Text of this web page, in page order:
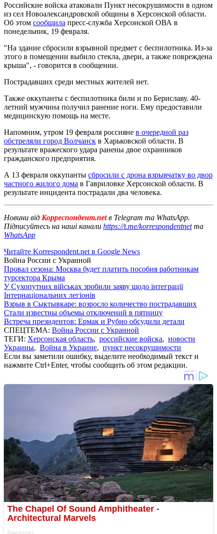
Российские войска атаковали Пункт несокрушимости в одном
из сел Новоалександровской общины в Херсонской области.
Об этом сообщила пресс-служба Херсонской ОВА в
понедельник, 19 февраля.
"На здание сбросили взрывной предмет с беспилотника. Из-за
этого в помещении выбило стекла, двери, а также повреждена
крыша", - говорится в сообщении.
Пострадавших среди местных жителей нет.
Также оккупанты с беспилотника били и по Бериславу. 40-
летний мужчина получил ранение ноги. Ему предоставили
медицинскую помощь на месте.
Напомним, утром 19 февраля россияне в очередной раз
обстреляли город Волчанск в Харьковской области. В
результате вражеского удара ранены двое охранников
гражданского предприятия.
А 13 февраля оккупанты сбросили с дрона взрывчатку во двор
частного жилого дома в Гавриловке Херсонской области. В
результате инцидента пострадали два человека.
Новини від Корреспондент.netв Telegram та WhatsApp.
Підписуйтесь на наші канали https://t.me/korrespondentnetта
WhatsApp
Читайте Korrespondent.net в Google News
Война России с Украиной
Провал сезона: Москва будет платить пособия работникам
турсектора Крыма
У Сухопутних військах зробили заяву щодо інтеграції
Інтернаціональних легіонів
Взрыв в Сыктывкаре: возросло количество пострадавших
Стали известны объемы отключений в пятницу
Встреча президентов: Ермак и Рубио обсудили детали
СПЕЦТЕМА: Война России с Украиной
ТЕГИ: Херсонская область, российские войска, новости
Украины, Война в Украине, пункт несокрушимости
Если вы заметили ошибку, выделите необходимый текст и
нажмите Ctrl+Enter, чтобы сообщить об этом редакции.